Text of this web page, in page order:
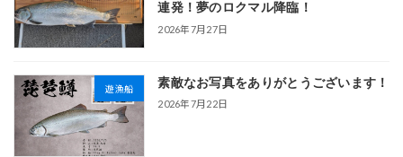
連発！夢のロクマル降臨！
2026年7月27日
遊漁船 素敵なお写真をありがとうございます！
2026年7月22日